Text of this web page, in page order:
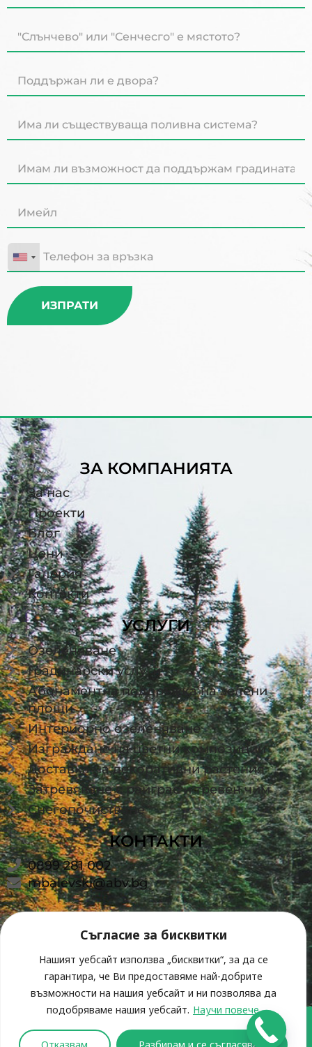
Съгласие за бисквитки
Нашият уебсайт използва „бисквитки“, за да се
гарантира, че Ви предоставяме най-добрите
възможности на нашия уебсайт и ни позволява да
подобряваме нашия уебсайт. Научи повече
ИЗПРАТИ
ЗА КОМПАНИЯТА
За нас
Проекти
Блог
Цени
Галерия
Контакти
УСЛУГИ
Озеленяване
Градинарски услуги
Абонаментна поддръжка на зелени
площи
Интериорно озеленяване
Изграждане на цветни композиции
Доставка на декоративни растения
Затревяване с райграс и тревен чим
Снегопочистване
КОНТАКТИ
0899 281 002
mbalevski@abv.bg
Всички права запазени ® 2026 | Greendream-